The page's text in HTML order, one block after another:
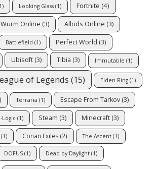
Looking Glass (1) Fortnite (4)
Wurm Online (3) Allods Online (3)
Battlefield (1) Perfect World (3)
Ubisoft (3) Tibia (3) Immutable (1)
of Legends (15) Elden Ring (1)
Terraria (1) Escape From Tarkov (3)
Logic (1) Steam (3) Minecraft (3)
(1) Conan Exiles (2) The Ascent (1)
DOFUS (1) Dead by Daylight (1)